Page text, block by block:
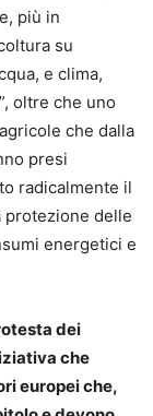
più in
su
e clima,
oltre che uno
che dalla
presi
radicalmente il
protezione delle
energetici e
dei
che
europei che,